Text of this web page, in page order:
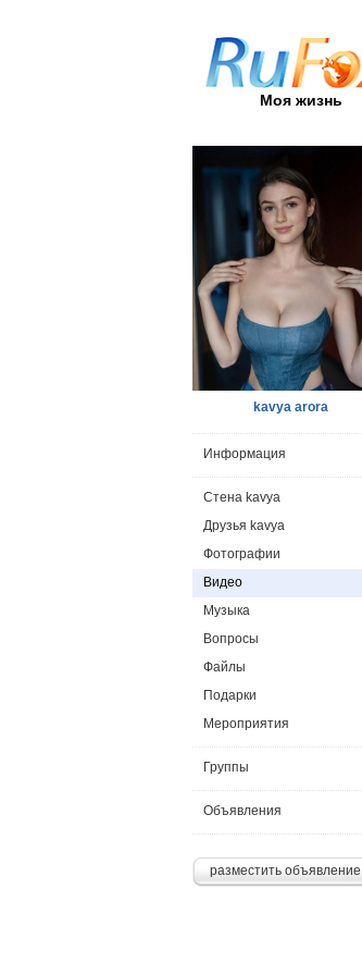
Моя жизнь
kavya arora
Информация
Стена kavya
Друзья kavya
Фотографии
Видео
Музыка
Вопросы
Файлы
Подарки
Мероприятия
Группы
Объявления
разместить объявление